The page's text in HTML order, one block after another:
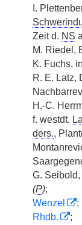
I.
Zeit d. NS
M. Riedel,
K. Fuchs,
R. E. Latz,
H.-C.
f. westdt.
ders.,
G.
(P);
Wenzel
;
Rhdb.
;